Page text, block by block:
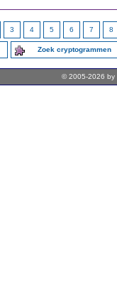
3 4 5 6 7 8
Zoek cryptogrammen
© 2005-2026 by